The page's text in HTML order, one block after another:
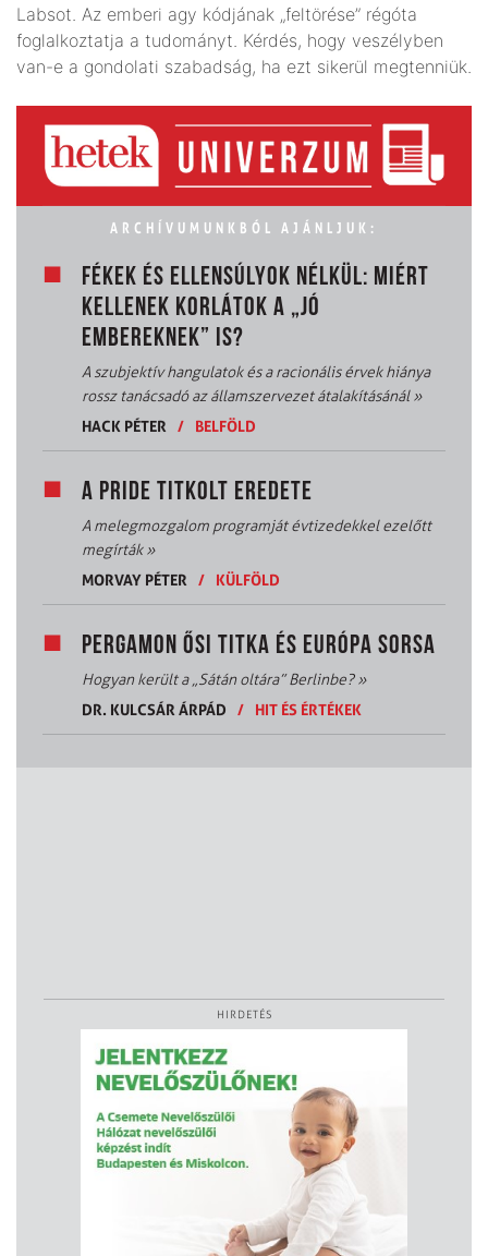
Labsot. Az emberi agy kódjának „feltörése” régóta
foglalkoztatja a tudományt. Kérdés, hogy veszélyben
van-e a gondolati szabadság, ha ezt sikerül megtenniük.
ARCHÍVUMUNKBÓL AJÁNLJUK:
FÉKEK ÉS ELLENSÚLYOK NÉLKÜL: MIÉRT
KELLENEK KORLÁTOK A „JÓ
EMBEREKNEK” IS?
A szubjektív hangulatok és a racionális érvek hiánya
rossz tanácsadó az államszervezet átalakításánál»
HACK PÉTER
/ BELFÖLD
A PRIDE TITKOLT EREDETE
A melegmozgalom programját évtizedekkel ezelőtt
megírták»
MORVAY PÉTER
/ KÜLFÖLD
PERGAMON ŐSI TITKA ÉS EURÓPA SORSA
Hogyan került a „Sátán oltára” Berlinbe?»
DR. KULCSÁR ÁRPÁD
/ HIT ÉS ÉRTÉKEK
HIRDETÉS